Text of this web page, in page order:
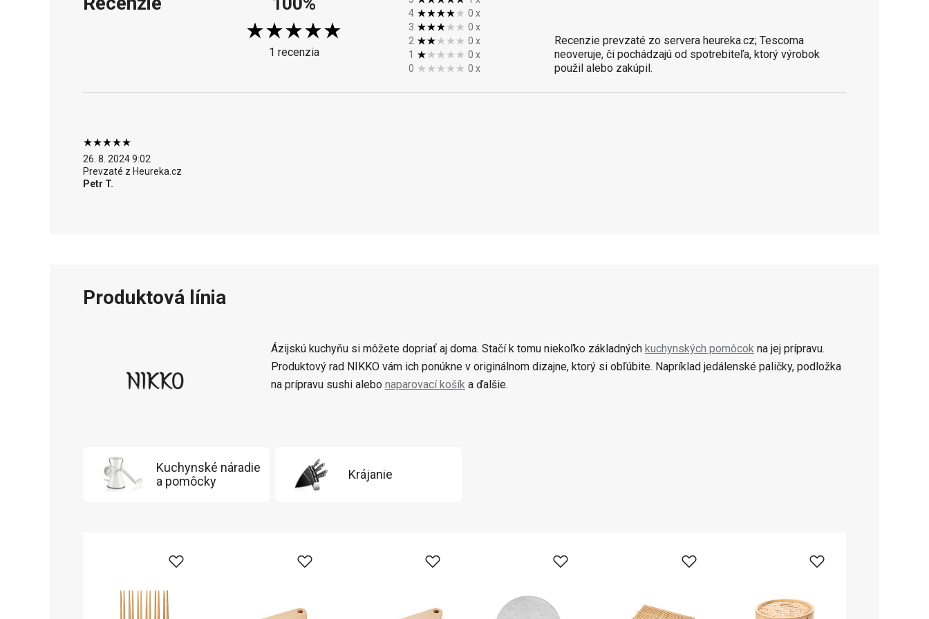
1 recenzia
4
0 x
3
0 x
2
0 x
1
0 x
0
0 x
Recenzie prevzaté zo servera heureka.cz; Tescoma
neoveruje, či pochádzajú od spotrebiteľa, ktorý výrobok
použil alebo zakúpil.
26. 8. 2024 9:02
Prevzaté z Heureka.cz
Petr T.
Produktová línia
Ázijskú kuchyňu si môžete dopriať aj doma. Stačí k tomu niekoľko základných kuchynských pomôcok na jej prípravu.
Produktový rad NIKKO vám ich ponúkne v originálnom dizajne, ktorý si obľúbite. Napríklad jedálenské paličky, podložka
na prípravu sushi alebo naparovací košík a ďalšie.
Kuchynské náradie
a pomôcky
Krájanie